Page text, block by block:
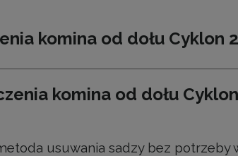
komina od dołu Cyklon
komina od dołu Cyklon
usuwania sadzy bez potrzeby